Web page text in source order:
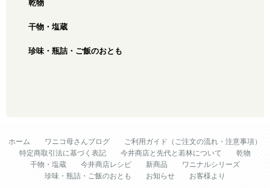
乾物
干物・塩蔵
珍味・瓶詰・ご飯のおとも
ホーム ワニコ母さんブログ
ご利用ガイド（ご注文の流れ・注意事項）
特定商取引法に基づく表記
今井商店と先代と若林について
乾物
干物・塩蔵
今井商店レシピ 新商品
ワニナルシリーズ
珍味・瓶詰・ご飯のおとも
お知らせ お客様より